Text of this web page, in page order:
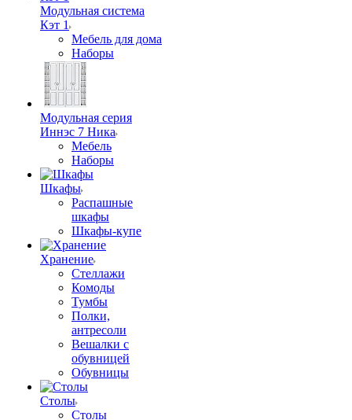
Модульная система
Кэт 1
Мебель для дома
Наборы
Модульная серия
Иннэс 7 Ника
Мебель
Наборы
Шкафы
Распашные
шкафы
Шкафы-купе
Хранение
Стеллажи
Комоды
Тумбы
Полки,
антресоли
Вешалки с
обувницей
Обувницы
Столы
Столы